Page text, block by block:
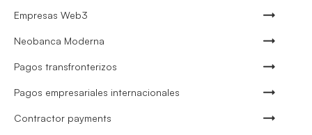
Empresas Web3
Neobanca Moderna
Pagos transfronterizos
Pagos empresariales internacionales
Contractor payments